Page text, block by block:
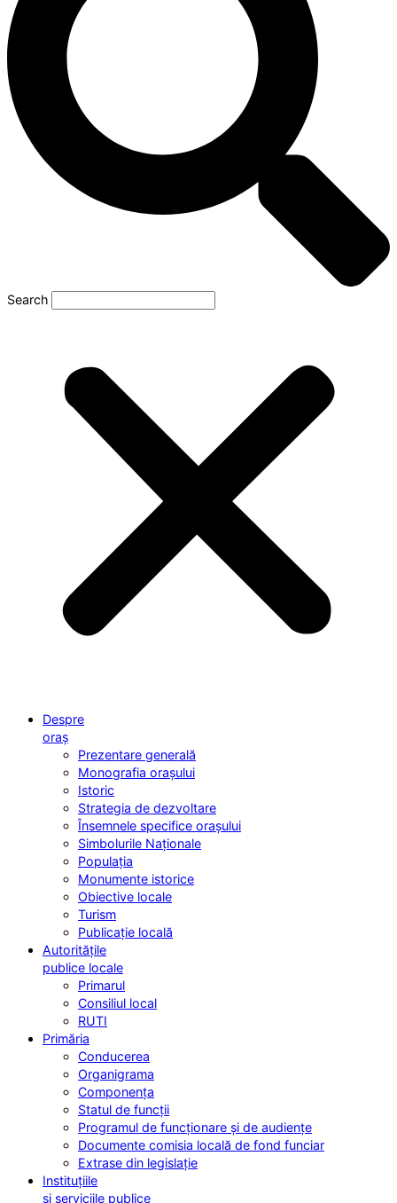
Search
Despre
oraș
Prezentare generală
Monografia orașului
Istoric
Strategia de dezvoltare
Însemnele specifice orașului
Simbolurile Naționale
Populația
Monumente istorice
Obiective locale
Turism
Publicație locală
Autoritățile
publice locale
Primarul
Consiliul local
RUTI
Primăria
Conducerea
Organigrama
Componența
Statul de funcții
Programul de funcționare și de audiențe
Documente comisia locală de fond funciar
Extrase din legislație
Instituțiile
și serviciile publice